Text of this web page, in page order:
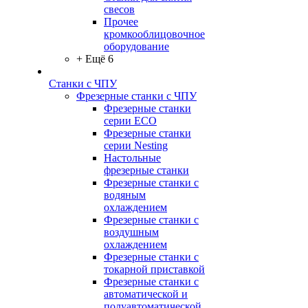
свесов
Прочее
кромкооблицовочное
оборудование
+ Ещё 6
Станки с ЧПУ
Фрезерные станки с ЧПУ
Фрезерные станки
серии ECO
Фрезерные станки
серии Nesting
Настольные
фрезерные станки
Фрезерные станки с
водяным
охлаждением
Фрезерные станки с
воздушным
охлаждением
Фрезерные станки с
токарной приставкой
Фрезерные станки с
автоматической и